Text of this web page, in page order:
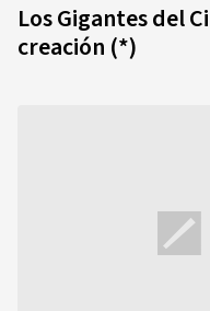
Los Gigantes del
creación (*)